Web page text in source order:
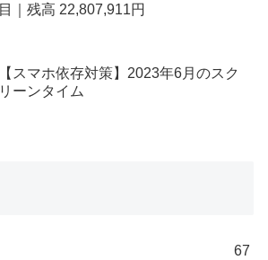
目｜残高 22,807,911円
【スマホ依存対策】2023年6月のスク
リーンタイム
67